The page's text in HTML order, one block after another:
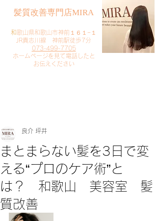
​髪質改善専門店MIRA
​和歌山県和歌山市神前１６１−１
JR貴志川線 神前駅徒歩7分
073-499-7705
​ホームページを見て電話したと
お伝えください
まとまらない髪を3日で変
える“プロのケア術”と
は？ 和歌山 美容室 髪
質改善
良介 坪井